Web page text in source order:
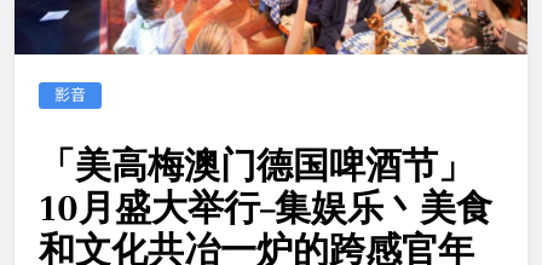
影音
「美高梅澳门德国啤酒节」
10月盛大举行–集娱乐丶美食
和文化共冶一炉的跨感官年